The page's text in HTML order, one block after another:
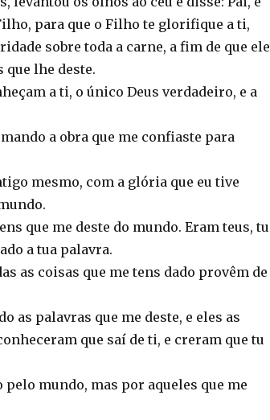
para que o Filho te glorifique a ti,
sobre toda a carne, a fim de que ele
que lhe deste.
a ti, o único Deus verdadeiro, e a
a obra que me confiaste para
mesmo, com a glória que eu tive
que me deste do mundo. Eram teus, tu
a tua palavra.
as coisas que me tens dado provêm de
as palavras que me deste, e eles as
que saí de ti, e creram que tu
pelo mundo, mas por aqueles que me